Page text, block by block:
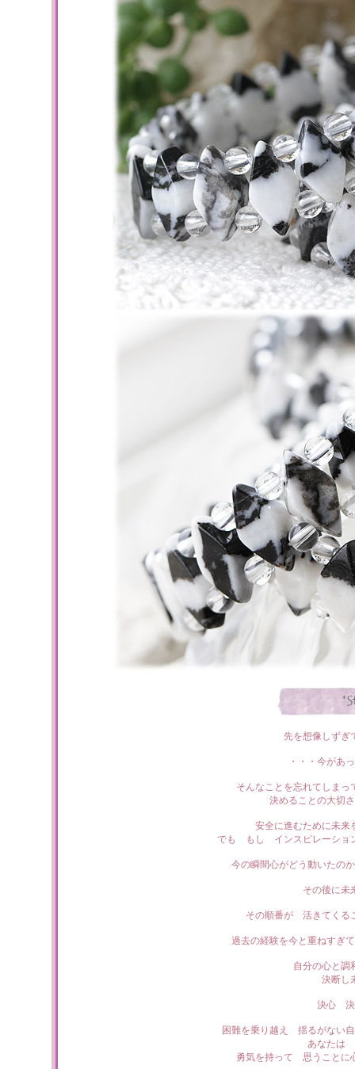
先を想像しず
・・・今があ
そんなことを忘れてし
決めることの大切
安全に進むために未来
でも もし インスピレーショ
今の瞬間心がどう動いたの
その後に未
その順番が 活きてくる
過去の経験を今と重ねすぎ
自分の心と
決断し
決心 決
困難を乗り越え 揺るがない
あなたは
勇気を持って 思うことに